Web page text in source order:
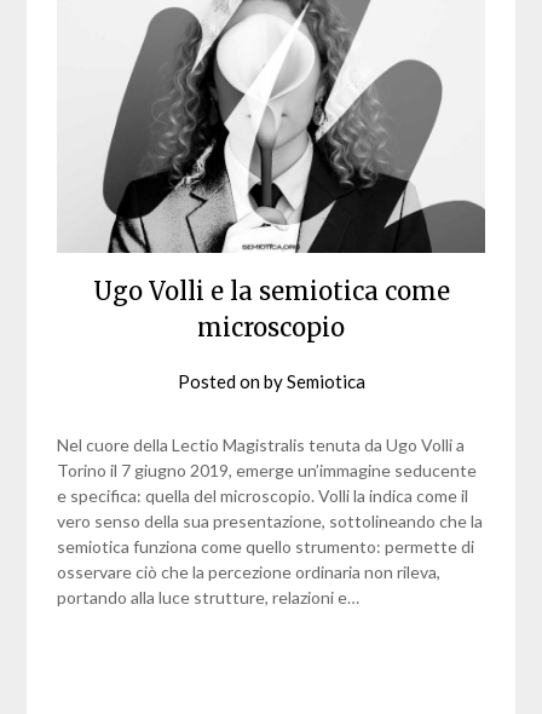
Ugo Volli e la semiotica come
microscopio
Posted onbySemiotica
Nel cuore della Lectio Magistralis tenuta da Ugo Volli a
Torino il 7 giugno 2019, emerge un’immagine seducente
e specifica: quella del microscopio. Volli la indica come il
vero senso della sua presentazione, sottolineando che la
semiotica funziona come quello strumento: permette di
osservare ciò che la percezione ordinaria non rileva,
portando alla luce strutture, relazioni e…